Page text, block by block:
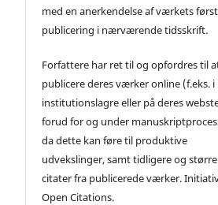
med en anerkendelse af værkets
publicering i nærværende tidsskrift.
Forfattere har ret til og opfordres til
publicere deres værker online (f.eks. i
institutionslagre eller på deres
forud for og under
da dette kan føre til produktive
udvekslinger, samt tidligere og større
citater fra publicerede værker.
Open Citations.